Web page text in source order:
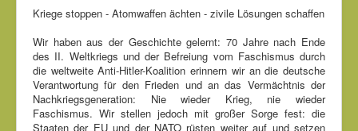
Kriege stoppen - Atomwaffen ächten - zivile Lösungen schaffen
Wir haben aus der Geschichte gelernt: 70 Jahre nach Ende
des II. Weltkriegs und der Befreiung vom Faschismus durch
die weltweite Anti-Hitler-Koalition erinnern wir an die deutsche
Verantwortung für den Frieden und an das Vermächtnis der
Nachkriegsgeneration: Nie wieder Krieg, nie wieder
Faschismus. Wir stellen jedoch mit großer Sorge fest: die
Staaten der EU und der NATO rüsten weiter auf und setzen